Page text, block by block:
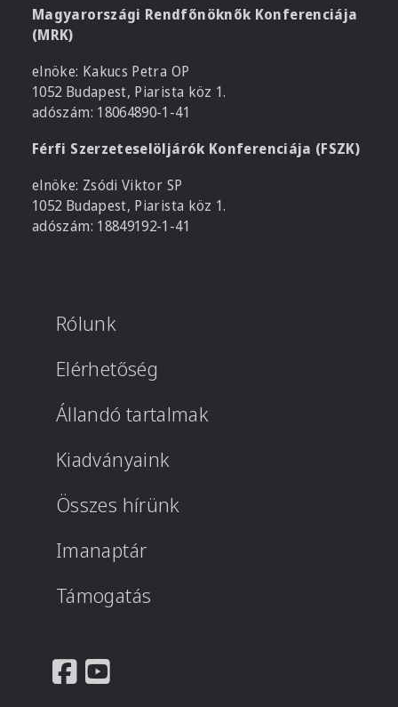
Magyarországi Rendfőnöknők Konferenciája
(MRK)
elnöke: Kakucs Petra OP
1052 Budapest, Piarista köz 1.
adószám: 18064890-1-41
Férfi Szerzeteselöljárók Konferenciája (FSZK)
elnöke: Zsódi Viktor SP
1052 Budapest, Piarista köz 1.
adószám: 18849192-1-41
Rólunk
Elérhetőség
Állandó tartalmak
Kiadványaink
Összes hírünk
Imanaptár
Támogatás